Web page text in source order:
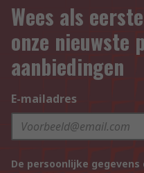
Wees als
onze nieuwste
aanbiedingen
E-mailadres
De persoonlijke